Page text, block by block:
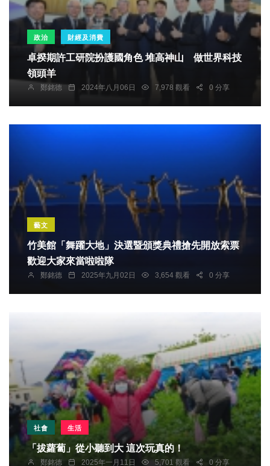
政治 財經及消費
卓揆期許工研院扮護國角色 堆高神山 做世界科技
領頭羊
鄭銘德 2024年八月06日 7,978 觀看 0 分享
藝文
竹美館「舞躍大地」決選暨頒獎典禮搶先開放索票
歡迎大家來當啦啦隊
鄭銘德 2025年九月02日 3,654 觀看 0 分享
社會 生活
「拔蘿蔔」從小聽到大 這次玩真的！
鄭銘德 2025年一月11日 5,701 觀看 0 分享